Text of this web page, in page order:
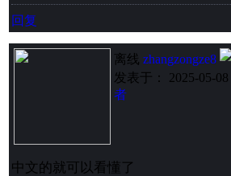
回复
离线 zhangzongze8
发表于： 2025-05-08
者
中文的就可以看懂了